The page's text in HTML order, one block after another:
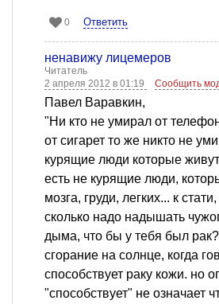
0 Ответить
ненавижу лицемеров
Читатель
2 апреля 2012 в 01:19
Сообщить
Павел Варавкин,
"Ни кто не умирал от
от сигарет то же никто не
курящие люди которые
есть не курящие люди,
мозга, груди, легких... к
сколько надо надышать
дыма, что бы у тебя был рак?
сгорание на солнце, когда
способствует раку кожи. но
"способствует" не означает